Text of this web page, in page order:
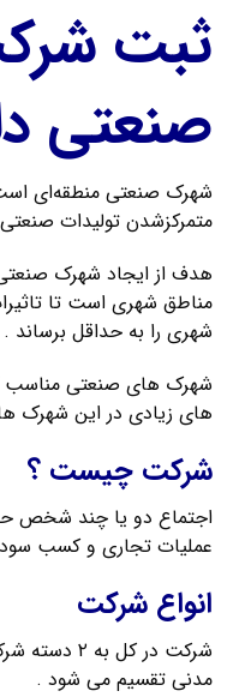
ثبت
صنعتی
شهرک صنعتی منطقه‌ای
متمرکزشدن تولیدات
هدف از ایجاد شهرک
مناطق شهری است تا
شهری را به حداقل برساند .
شهرک های صنعتی مناسب
های زیادی در این شهرک
شرکت چیست ؟
اجتماع دو یا چند شخص
عملیات تجاری و کسب
انواع شرکت
شرکت در
مدنی تقسیم می شود .